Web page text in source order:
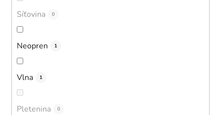
Síťovina 0
Neopren 1
Vlna 1
Pletenina 0